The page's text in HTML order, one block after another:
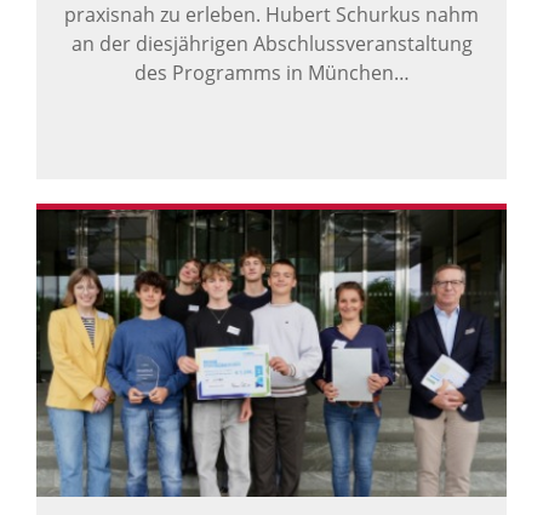
praxisnah zu erleben. Hubert Schurkus nahm
an der diesjährigen Abschlussveranstaltung
des Programms in München…